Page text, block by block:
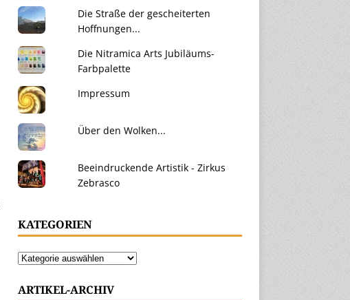
Die Straße der gescheiterten
Hoffnungen...
Die Nitramica Arts Jubiläums-
Farbpalette
Impressum
Über den Wolken...
Beeindruckende Artistik - Zirkus
Zebrasco
KATEGORIEN
ARTIKEL-ARCHIV